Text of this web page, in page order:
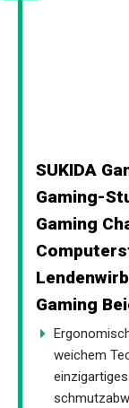
SUKIDA
Gaming-
Gaming
Gaming
weichem